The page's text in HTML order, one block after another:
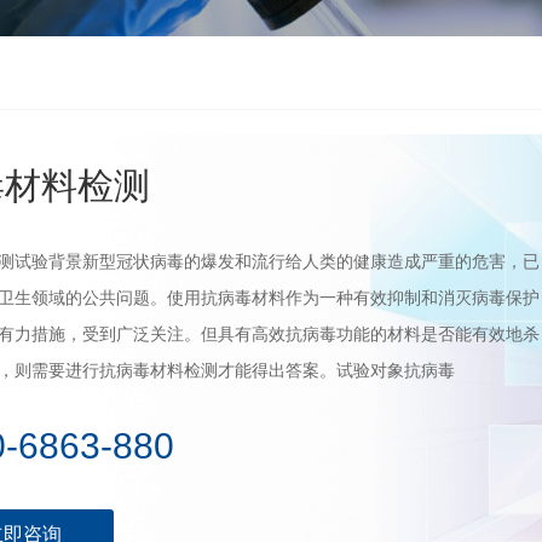
料检测
试验背景新型冠状病毒的爆发和流行给人类的健康造成严重的危害，已
生领域的公共问题。使用抗病毒材料作为一种有效抑制和消灭病毒保护
力措施，受到广泛关注。但具有高效抗病毒功能的材料是否能有效地杀
则需要进行抗病毒材料检测才能得出答案。试验对象抗病毒
6863-880
咨询